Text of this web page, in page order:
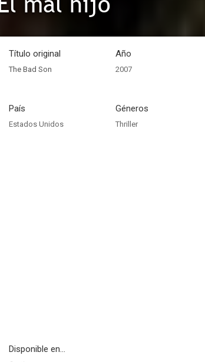
Título original
The Bad Son
Año
2007
País
Estados Unidos
Géneros
Thriller
Disponible en...